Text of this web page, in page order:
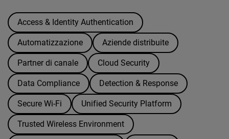
Access & Identity Authentication
Automatizzazione Aziende distribuite
Partner di canale Cloud Security
Data Compliance Detection & Response
Secure Wi-Fi Unified Security Platform
Trusted Wireless Environment